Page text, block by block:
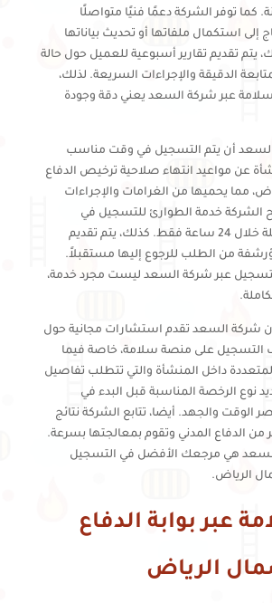
كما توفر الشركة دعمًا فنيًا متواصلًا
إلى استكمال ملفاتها أو تحديث بياناتها
يتم تقديم تقارير أسبوعية للعميل حول حالة
الدقيقة والإجراءات السريعة. لذلك،
عبر شركة السعد يعني دقة وجودة
أن يتم التسجيل في وقت مناسب
عن مواعيد انتهاء صلاحية ترخيص الدفاع
مما يحميها من الغرامات والإجراءات
الشركة خدمة الطوارئ للتسجيل في
الحالات المستعجلة خلال 24 ساعة فقط. كذلك، يتم تقديم
من الطلب للرجوع إليها مستقبلاً.
عبر شركة السعد ليست مجرد خدمة،
شركة السعد تقدم استشارات مجانية حول
التسجيل على منصة سلامة، خاصة فيما
داخل المنشأة والتي تتطلب تفاصيل
نوع الرخصة المناسبة قبل البدء في
الوقت والجهد. أيضا، تتابع الشركة نتائج
الدفاع المدني وتقوم بمعالجتها بسرعة.
هي مرجعك الأفضل في التسجيل
الرياض.
عبر بوابة الدفاع
الرياض